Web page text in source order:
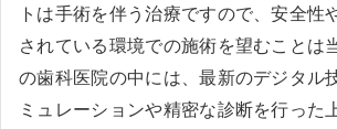
トは手術を伴う治療ですので、安全性
されている環境での施術を望むことは
の歯科医院の中には、最新のデジタル
ミュレーションや精密な診断を行った